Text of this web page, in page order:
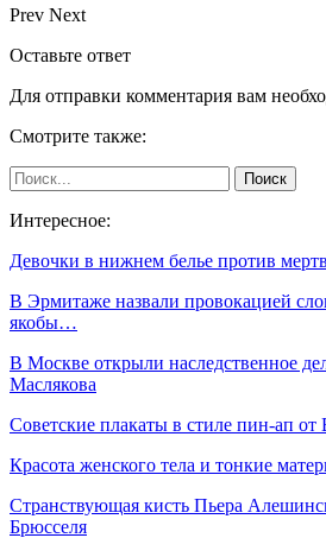
Prev Next
Оставьте ответ
Для отправки комментария вам
Смотрите также:
Интересное:
Девочки в нижнем белье против
В Эрмитаже назвали провокацией
якобы…
В Москве открыли наследственное
Маслякова
Советские плакаты в стиле пин-ап от
Красота женского тела и тонкие
Странствующая кисть Пьера
Брюсселя